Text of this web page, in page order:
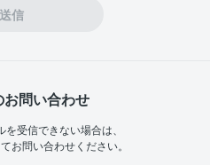
送信
問い合わせ
受信できない場合は、
お問い合わせください。